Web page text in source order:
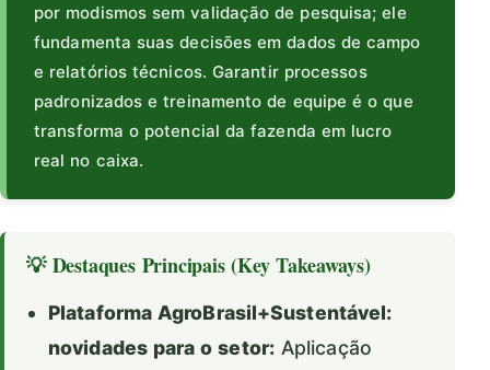
por modismos sem validação de pesquisa; ele
fundamenta suas decisões em dados de campo
e relatórios técnicos. Garantir processos
padronizados e treinamento de equipe é o que
transforma o potencial da fazenda em lucro
real no caixa.
💡 Destaques Principais (Key Takeaways)
Plataforma AgroBrasil+Sustentável:
novidades para o setor:Aplicação